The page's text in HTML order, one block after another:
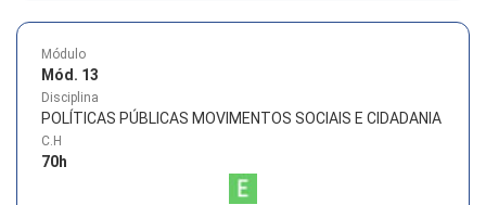
Módulo
Mód. 13
Disciplina
POLÍTICAS PÚBLICAS MOVIMENTOS SOCIAIS E CIDADANIA
C.H
70h